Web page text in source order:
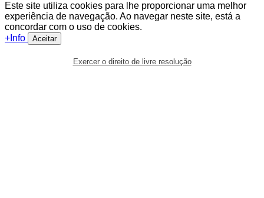
Este site utiliza cookies para lhe proporcionar uma melhor
experiência de navegação. Ao navegar neste site, está a
concordar com o uso de cookies.
+Info
Aceitar
Exercer o direito de livre resolução